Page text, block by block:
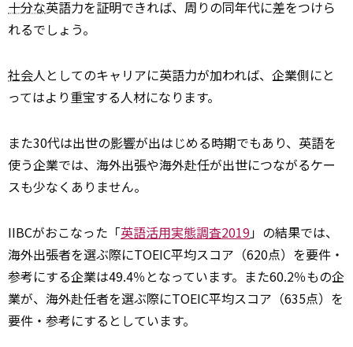
十分な英語力を証明できれば、周りの同年代に差をつけら
れるでしょう。
社会人としてのキャリアに英語力が加われば、企業側にと
ってはより重宝する人材になります。
また30代は出世の影響が出はじめる時期でもあり、英語を
使う企業では、海外出張や海外赴任が出世につながるケー
スも少なくありません。
IIBCがおこなった「英語活用実態調査2019」の結果では、
海外出張者を選ぶ際にTOEIC平均スコア（620点）を要件・
参考にする企業は49.4％となっています。また60.2％もの企
業が、海外赴任者を選ぶ際にTOEIC平均スコア（635点）を
要件・参考にするとしています。